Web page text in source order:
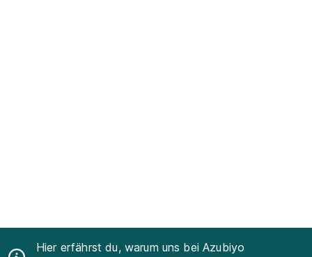
Hier erfährst du, warum uns bei Azubiyo